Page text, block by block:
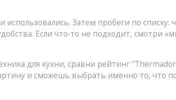
Затем пробеги по списку:
Если что‑то не подходит, смотри
для кухни, сравни рейтинг
и сможешь выбрать именно то, что